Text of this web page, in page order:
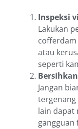
Inspeksi
Lakukan
atau
seperti
Jangan
tergenang
lain dapat
gangguan